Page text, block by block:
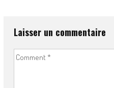
Laisser un commentaire